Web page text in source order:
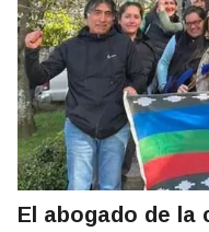
El abogado de la